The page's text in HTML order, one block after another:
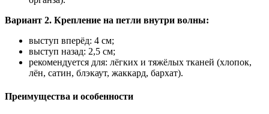
Вариант 2. Крепление на петли внутри волны:
выступ вперёд: 4 см;
выступ назад: 2,5 см;
рекомендуется для: лёгких и тяжёлых тканей (хлопок,
лён, сатин, блэкаут, жаккард, бархат).
Преимущества и особенности